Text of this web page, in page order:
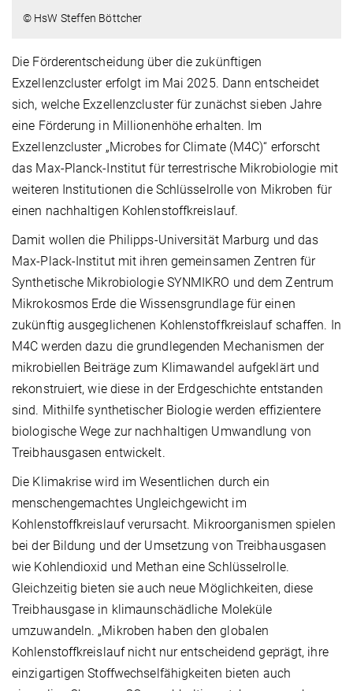
© HsW Steffen Böttcher
Die Förderentscheidung über die zukünftigen
Exzellenzcluster erfolgt im Mai 2025. Dann entscheidet
sich, welche Exzellenzcluster für zunächst sieben Jahre
eine Förderung in Millionenhöhe erhalten. Im
Exzellenzcluster „Microbes for Climate (M4C)“ erforscht
das Max-Planck-Institut für terrestrische Mikrobiologie mit
weiteren Institutionen die Schlüsselrolle von Mikroben für
einen nachhaltigen Kohlenstoffkreislauf.
Damit wollen die Philipps-Universität Marburg und das
Max-Plack-Institut mit ihren gemeinsamen Zentren für
Synthetische Mikrobiologie SYNMIKRO und dem Zentrum
Mikrokosmos Erde die Wissensgrundlage für einen
zukünftig ausgeglichenen Kohlenstoffkreislauf schaffen. In
M4C werden dazu die grundlegenden Mechanismen der
mikrobiellen Beiträge zum Klimawandel aufgeklärt und
rekonstruiert, wie diese in der Erdgeschichte entstanden
sind. Mithilfe synthetischer Biologie werden effizientere
biologische Wege zur nachhaltigen Umwandlung von
Treibhausgasen entwickelt.
Die Klimakrise wird im Wesentlichen durch ein
menschengemachtes Ungleichgewicht im
Kohlenstoffkreislauf verursacht. Mikroorganismen spielen
bei der Bildung und der Umsetzung von Treibhausgasen
wie Kohlendioxid und Methan eine Schlüsselrolle.
Gleichzeitig bieten sie auch neue Möglichkeiten, diese
Treibhausgase in klimaunschädliche Moleküle
umzuwandeln. „Mikroben haben den globalen
Kohlenstoffkreislauf nicht nur entscheidend geprägt, ihre
einzigartigen Stoffwechselfähigkeiten bieten auch